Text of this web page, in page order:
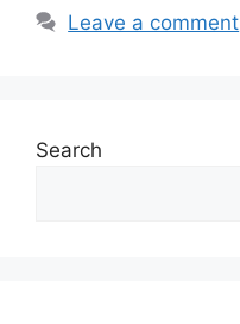
Leave a comment
Search